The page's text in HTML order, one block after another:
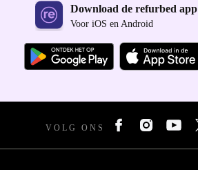
Download de refurbed app
Voor iOS en Android
VOLG ONS